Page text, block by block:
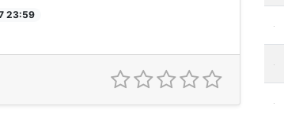
23:59